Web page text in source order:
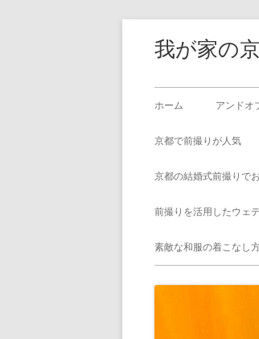
我が家の
メ
イ
ン
メ
ニ
ホーム アンドオ
京都で前撮りが人気
京都の結婚式前撮りで
前撮りを活用したウェ
素敵な和服の着こなし